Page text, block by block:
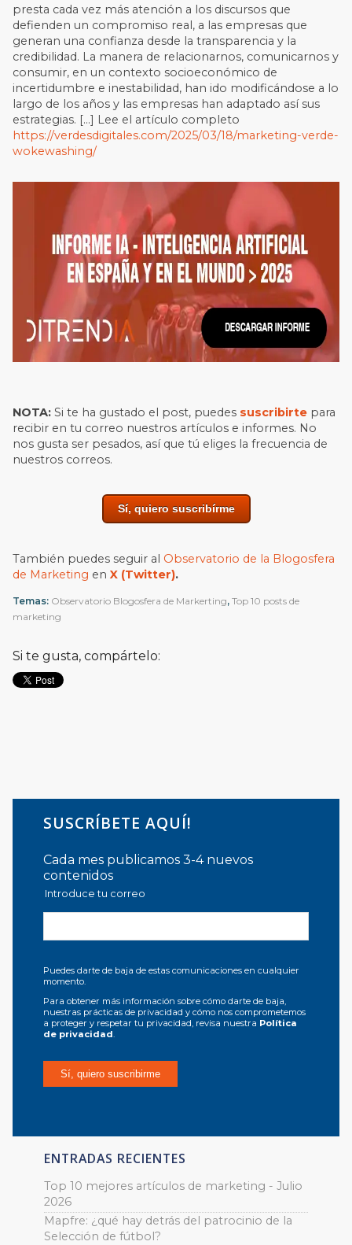
presta cada vez más atención a los discursos que
defienden un compromiso real, a las empresas que
generan una confianza desde la transparencia y la
credibilidad. La manera de relacionarnos, comunicarnos y
consumir, en un contexto socioeconómico de
incertidumbre e inestabilidad, han ido modificándose a lo
largo de los años y las empresas han adaptado así sus
estrategias. […] Lee el artículo completo
https://verdesdigitales.com/2025/03/18/marketing-verde-
wokewashing/
NOTA: Si te ha gustado el post, puedes suscribirte para
recibir en tu correo nuestros artículos e informes. No
nos gusta ser pesados, así que tú eliges la frecuencia de
nuestros correos.
Sí, quiero suscribírme
También puedes seguir al Observatorio de la Blogosfera
de Marketing enX (Twitter).
Temas: Observatorio Blogosfera de Markerting,Top 10 posts de
marketing
Si te gusta, compártelo:
SUSCRÍBETE AQUÍ!
Cada mes publicamos 3-4 nuevos
contenidos
Introduce tu correo
Puedes darte de baja de estas comunicaciones en cualquier
momento.
Para obtener más información sobre cómo darte de baja,
nuestras prácticas de privacidad y cómo nos comprometemos
a proteger y respetar tu privacidad, revisa nuestra Política
de privacidad.
ENTRADAS RECIENTES
Top 10 mejores artículos de marketing - Julio
2026
Mapfre: ¿qué hay detrás del patrocinio de la
Selección de fútbol?